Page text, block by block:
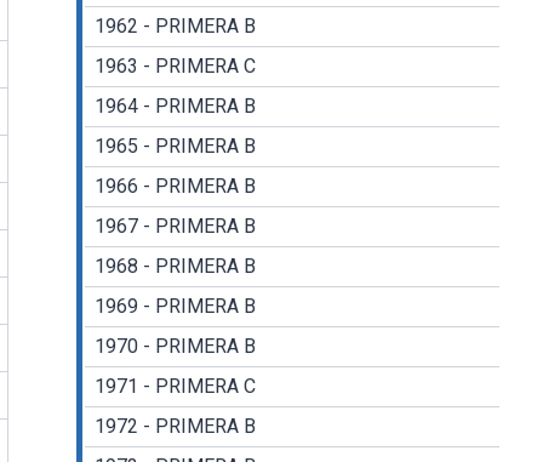
1962 - PRIMERA B
1963 - PRIMERA C
1964 - PRIMERA B
1965 - PRIMERA B
1966 - PRIMERA B
1967 - PRIMERA B
1968 - PRIMERA B
1969 - PRIMERA B
1970 - PRIMERA B
1971 - PRIMERA C
1972 - PRIMERA B